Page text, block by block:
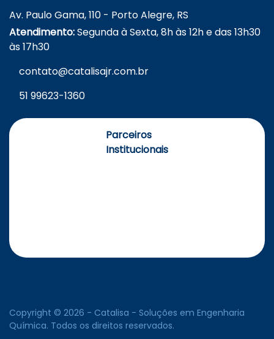
Av. Paulo Gama, 110 - Porto Alegre, RS
Atendimento:Segunda à Sexta, 8h às 12h e das 13h30
às 17h30
contato@catalisajr.com.br
51 99623-1360
Parceiros
Institucionais
Copyright © 2026 - Catalisa - Soluções em Engenharia
Química. Todos os direitos reservados.